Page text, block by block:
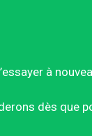
à
dès que